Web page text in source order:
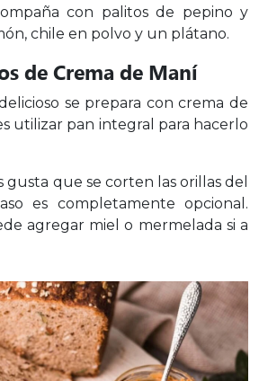
con palitos de pepino y
chile en polvo y un plátano.
de Crema de Maní
se prepara con crema de
utilizar pan integral para hacerlo
gusta que se corten las orillas del
es completamente opcional.
agregar miel o mermelada si a